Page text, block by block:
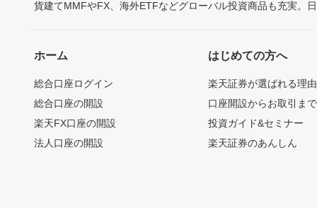
貨建てMMFやFX、海外ETFなどグローバル投資商品も充実。
ホーム
総合口座ログイン
総合口座の開設
楽天FX口座の開設
法人口座の開設
はじめての方へ
楽天証券が選ばれる理由
口座開設からお取引ま
投資ガイド&セミナー
楽天証券のあんしん